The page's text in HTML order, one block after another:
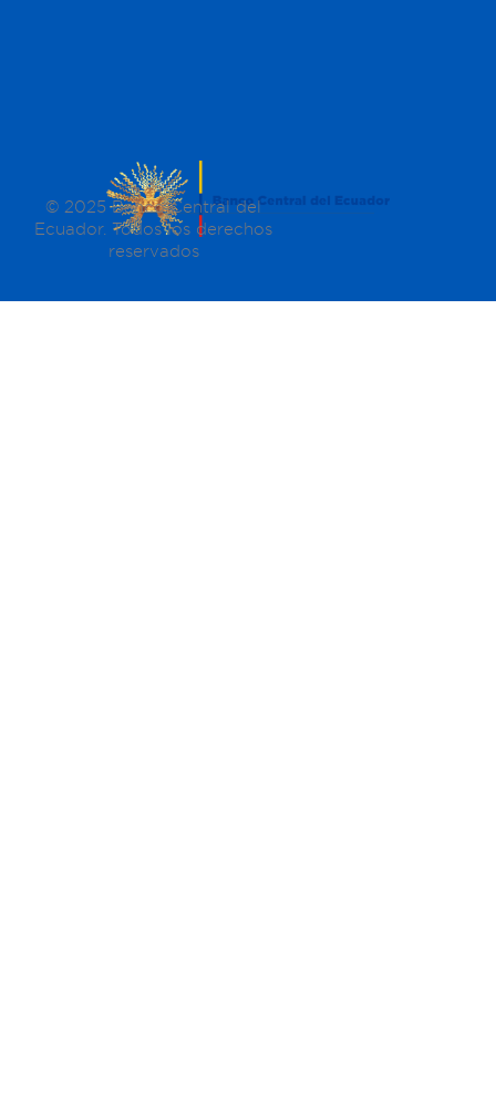
© 2025 Banco Central del
Ecuador. Todos los derechos
reservados